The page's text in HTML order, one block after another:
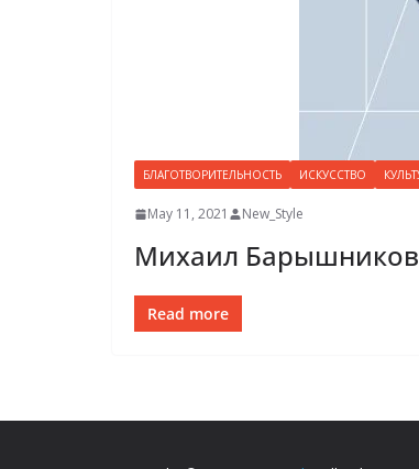
БЛАГОТВОРИТЕЛЬНОСТЬ ИСКУССТВО
May 11, 2021 New_Style
Михаил Барышников
Read more